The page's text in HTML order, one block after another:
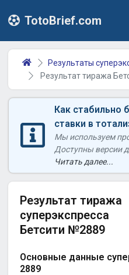
TotoBrief.com
Результаты
Результат тиража
Как стабильно
ставки в
Мы используем
Доступны версии
Читать далее...
Результат тиража
суперэкспресса
Бетсити №2889
Основные данные
2889